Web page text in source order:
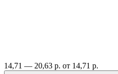
14,71 — 20,63 р. от 14,71 р.